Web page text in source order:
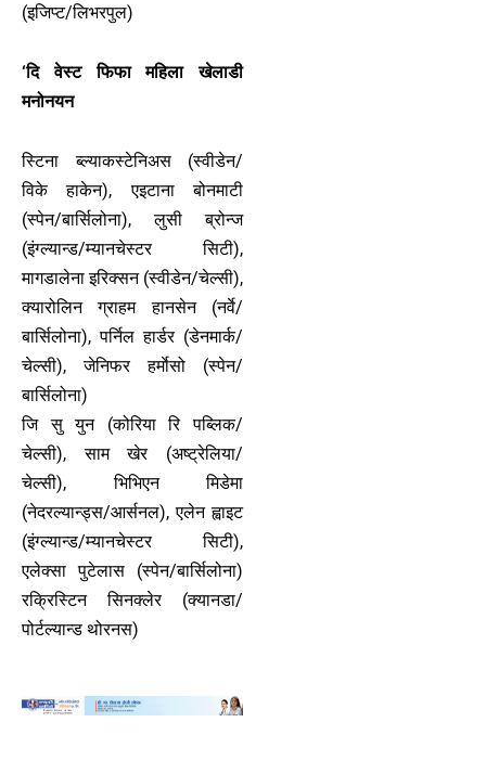
(इजिप्ट/लिभरपुल)
‘दि वेस्ट फिफा महिला खेलाडी
मनोनयन
स्टिना ब्ल्याकस्टेनिअस (स्वीडेन/
विके हाकेन), एइटाना बोनमाटी
(स्पेन/बार्सिलोना), लुसी ब्रोन्ज
(इंग्ल्यान्ड/म्यानचेस्टर सिटी),
मागडालेना इरिक्सन (स्वीडेन/चेल्सी),
क्यारोलिन ग्राहम हानसेन (नर्वे/
बार्सिलोना), पर्निल हार्डर (डेनमार्क/
चेल्सी), जेनिफर हर्माेसो (स्पेन/
बार्सिलोना)
जि सु युन (कोरिया रि पब्लिक/
चेल्सी), साम खेर (अष्ट्रेलिया/
चेल्सी), भिभिएन मिडेमा
(नेदरल्यान्ड्स/आर्सनल), एलेन ह्वाइट
(इंग्ल्यान्ड/म्यानचेस्टर सिटी),
एलेक्सा पुटेलास (स्पेन/बार्सिलोना)
रक्रिस्टिन सिनक्लेर (क्यानडा/
पोर्टल्यान्ड थोरनस)